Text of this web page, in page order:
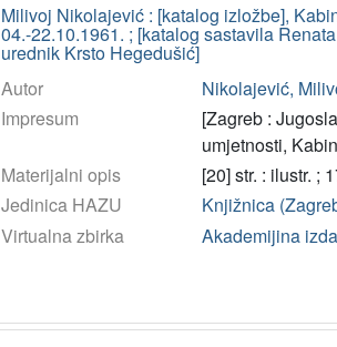
Milivoj Nikolajević : [katalog izložbe],
04.-22.10.1961. ; [katalog sastavila
urednik Krsto Hegedušić]
Autor
Nikolajević,
Impresum
[Zagreb :
umjetnosti,
Materijalni opis
[20] str. : ilustr. ;
Jedinica HAZU
Knjižnica
Virtualna zbirka
Akademijina